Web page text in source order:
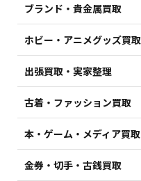
ブランド・貴金属買取
ホビー・アニメグッズ買取
出張買取・実家整理
古着・ファッション買取
本・ゲーム・メディア買取
金券・切手・古銭買取